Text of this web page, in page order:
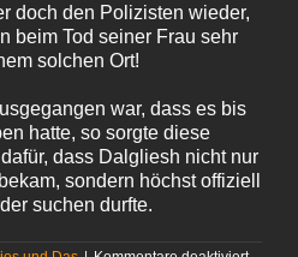
doch den Polizisten wieder,
beim Tod seiner Frau sehr
solchen Ort!
war, dass es bis
hatte, so sorgte diese
dass Dalgliesh nicht nur
sondern höchst offiziell
suchen durfte.